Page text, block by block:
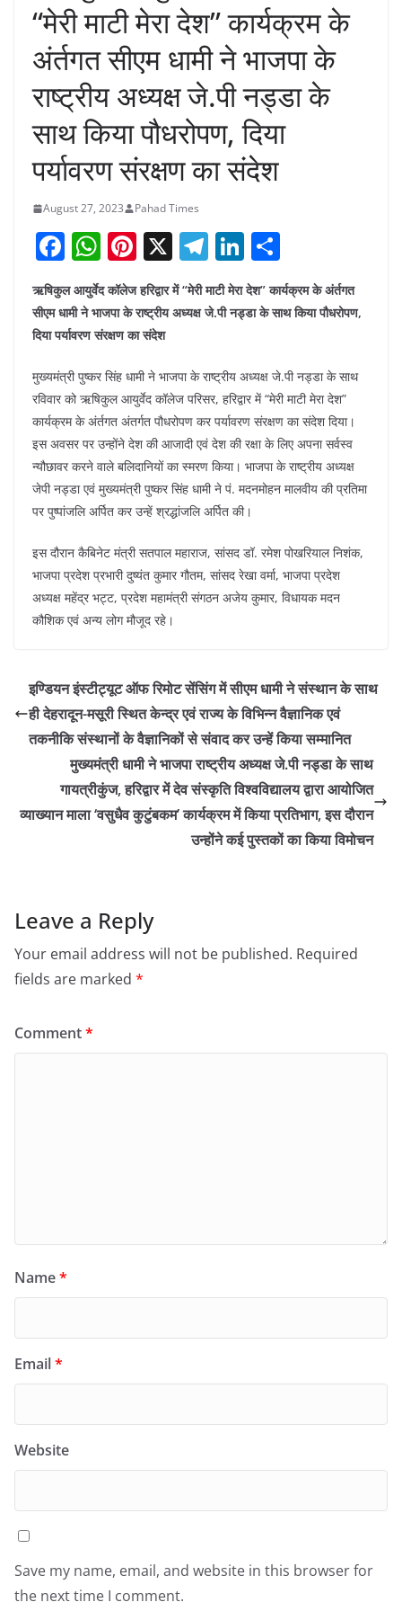
“मेरी माटी मेरा देश” कार्यक्रम के
अंर्तगत सीएम धामी ने भाजपा के
राष्ट्रीय अध्यक्ष जे.पी नड्डा के
साथ किया पौधरोपण, दिया
पर्यावरण संरक्षण का संदेश
August 27, 2023 Pahad Times
F
c
e
b
o
o
k
W
h
at
s
A
p
p
Pi
nt
er
e
st
X T
el
e
a
m
Li
n
k
n
h
ar
ऋषिकुल आयुर्वेद कॉलेज हरिद्वार में “मेरी माटी मेरा देश” कार्यक्रम के अंर्तगत
सीएम धामी ने भाजपा के राष्ट्रीय अध्यक्ष जे.पी नड्डा के साथ किया पौधरोपण,
दिया पर्यावरण संरक्षण का संदेश
मुख्यमंत्री पुष्कर सिंह धामी ने भाजपा के राष्ट्रीय अध्यक्ष जे.पी नड्डा के साथ
रविवार को ऋषिकुल आयुर्वेद कॉलेज परिसर, हरिद्वार में “मेरी माटी मेरा देश”
कार्यक्रम के अंर्तगत अंतर्गत पौधरोपण कर पर्यावरण संरक्षण का संदेश दिया।
इस अवसर पर उन्होंने देश की आजादी एवं देश की रक्षा के लिए अपना सर्वस्व
न्यौछावर करने वाले बलिदानियों का स्मरण किया। भाजपा के राष्ट्रीय अध्यक्ष
जेपी नड्डा एवं मुख्यमंत्री पुष्कर सिंह धामी ने पं. मदनमोहन मालवीय की प्रतिमा
पर पुष्पांजलि अर्पित कर उन्हें श्रद्धांजलि अर्पित की।
इस दौरान कैबिनेट मंत्री सतपाल महाराज, सांसद डॉ. रमेश पोखरियाल निशंक,
भाजपा प्रदेश प्रभारी दुष्यंत कुमार गौतम, सांसद रेखा वर्मा, भाजपा प्रदेश
अध्यक्ष महेंद्र भट्ट, प्रदेश महामंत्री संगठन अजेय कुमार, विधायक मदन
कौशिक एवं अन्य लोग मौजूद रहे।
इण्डियन इंस्टीट्यूट ऑफ रिमोट सेंसिंग में सीएम धामी ने संस्थान के साथ
ही देहरादून-मसूरी स्थित केन्द्र एवं राज्य के विभिन्न वैज्ञानिक एवं
तकनीकि संस्थानों के वैज्ञानिकों से संवाद कर उन्हें किया सम्मानित
मुख्यमंत्री धामी ने भाजपा राष्ट्रीय अध्यक्ष जे.पी नड्डा के साथ
गायत्रीकुंज, हरिद्वार में देव संस्कृति विश्वविद्यालय द्वारा आयोजित
व्याख्यान माला ‘वसुधैव कुटुंबकम’ कार्यक्रम में किया प्रतिभाग, इस दौरान
उन्होंने कई पुस्तकों का किया विमोचन
Leave a Reply
Your email address will not be published. Required
fields are marked *
Comment*
Name*
Email*
Website
Save my name, email, and website in this browser for
the next time I comment.